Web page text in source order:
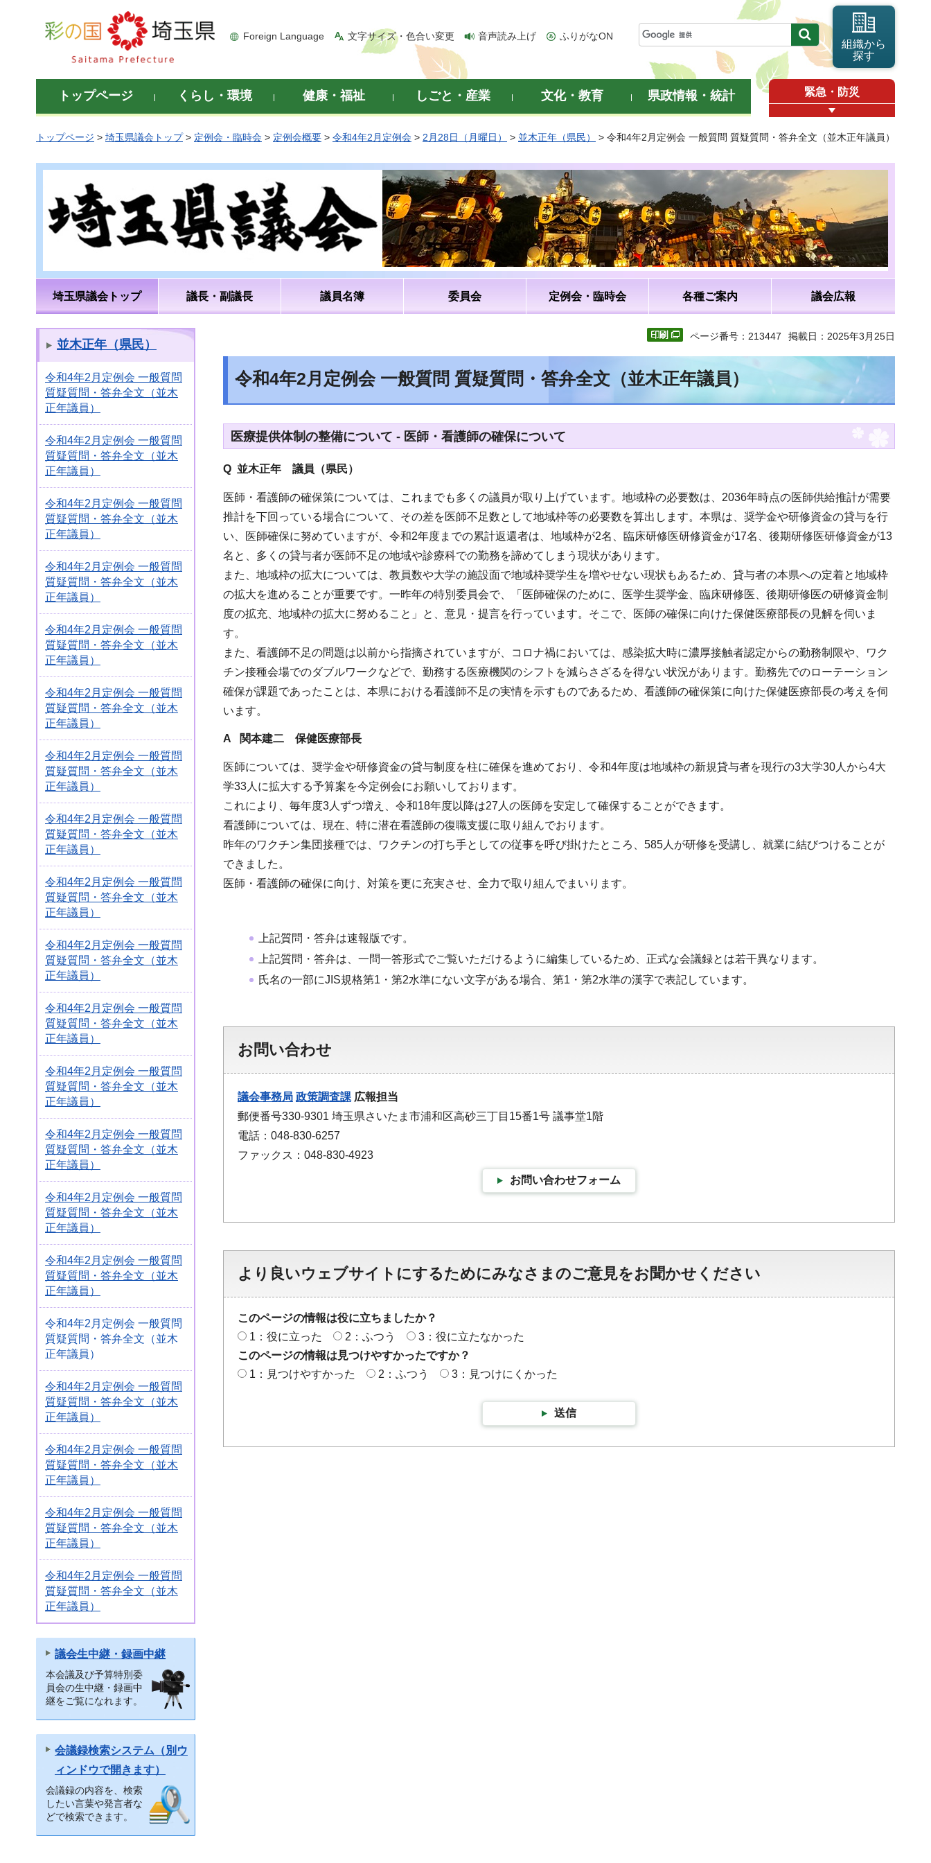
彩の国 埼玉県
Foreign Language 文字サイズ・色合い変更 音声読み上げ ふりがなON
組織から
探す
トップページ くらし・環境 健康・福祉 しごと・産業 文化・教育 県政情報・統計 緊急・防災
トップページ > 埼玉県議会トップ> 定例会・臨時会 > 定例会概要 > 令和4年2月定例会 > 2月28日（月曜日） > 並木正年（県民） > 令和4年2月定例会 一般質問 質疑質問・答弁全文（並木正年議員）
埼玉県議会トップ 議長・副議長 議員名簿 委員会 定例会・臨時会 各種ご案内 議会広報
並木正年（県民）
令和4年2月定例会 一般質問
質疑質問・答弁全文（並木
正年議員）
令和4年2月定例会 一般質問
質疑質問・答弁全文（並木
正年議員）
令和4年2月定例会 一般質問
質疑質問・答弁全文（並木
正年議員）
令和4年2月定例会 一般質問
質疑質問・答弁全文（並木
正年議員）
令和4年2月定例会 一般質問
質疑質問・答弁全文（並木
正年議員）
令和4年2月定例会 一般質問
質疑質問・答弁全文（並木
正年議員）
令和4年2月定例会 一般質問
質疑質問・答弁全文（並木
正年議員）
令和4年2月定例会 一般質問
質疑質問・答弁全文（並木
正年議員）
令和4年2月定例会 一般質問
質疑質問・答弁全文（並木
正年議員）
令和4年2月定例会 一般質問
質疑質問・答弁全文（並木
正年議員）
令和4年2月定例会 一般質問
質疑質問・答弁全文（並木
正年議員）
令和4年2月定例会 一般質問
質疑質問・答弁全文（並木
正年議員）
令和4年2月定例会 一般質問
質疑質問・答弁全文（並木
正年議員）
令和4年2月定例会 一般質問
質疑質問・答弁全文（並木
正年議員）
令和4年2月定例会 一般質問
質疑質問・答弁全文（並木
正年議員）
令和4年2月定例会 一般質問
質疑質問・答弁全文（並木
正年議員）
令和4年2月定例会 一般質問
質疑質問・答弁全文（並木
正年議員）
令和4年2月定例会 一般質問
質疑質問・答弁全文（並木
正年議員）
令和4年2月定例会 一般質問
質疑質問・答弁全文（並木
正年議員）
令和4年2月定例会 一般質問
質疑質問・答弁全文（並木
正年議員）
議会生中継・録画中継
本会議及び予算特別委
員会の生中継・録画中
継をご覧になれます。
会議録検索システム（別ウ
ィンドウで開きます）
会議録の内容を、検索
したい言葉や発言者な
どで検索できます。
ページ番号：213447 掲載日：2025年3月25日
令和4年2月定例会 一般質問 質疑質問・答弁全文（並木正年議員）
医療提供体制の整備について - 医師・看護師の確保について
Q 並木正年 議員（県民）
医師・看護師の確保策については、これまでも多くの議員が取り上げています。地域枠の必要数は、2036年時点の医師供給推計が需要
推計を下回っている場合について、その差を医師不足数として地域枠等の必要数を算出します。本県は、奨学金や研修資金の貸与を行
い、医師確保に努めていますが、令和2年度までの累計返還者は、地域枠が2名、臨床研修医研修資金が17名、後期研修医研修資金が13
名と、多くの貸与者が医師不足の地域や診療科での勤務を諦めてしまう現状があります。
また、地域枠の拡大については、教員数や大学の施設面で地域枠奨学生を増やせない現状もあるため、貸与者の本県への定着と地域枠
の拡大を進めることが重要です。一昨年の特別委員会で、「医師確保のために、医学生奨学金、臨床研修医、後期研修医の研修資金制
度の拡充、地域枠の拡大に努めること」と、意見・提言を行っています。そこで、医師の確保に向けた保健医療部長の見解を伺いま
す。
また、看護師不足の問題は以前から指摘されていますが、コロナ禍においては、感染拡大時に濃厚接触者認定からの勤務制限や、ワク
チン接種会場でのダブルワークなどで、勤務する医療機関のシフトを減らさざるを得ない状況があります。勤務先でのローテーション
確保が課題であったことは、本県における看護師不足の実情を示すものであるため、看護師の確保策に向けた保健医療部長の考えを伺
います。
A 関本建二 保健医療部長
医師については、奨学金や研修資金の貸与制度を柱に確保を進めており、令和4年度は地域枠の新規貸与者を現行の3大学30人から4大
学33人に拡大する予算案を今定例会にお願いしております。
これにより、毎年度3人ずつ増え、令和18年度以降は27人の医師を安定して確保することができます。
看護師については、現在、特に潜在看護師の復職支援に取り組んでおります。
昨年のワクチン集団接種では、ワクチンの打ち手としての従事を呼び掛けたところ、585人が研修を受講し、就業に結びつけることが
できました。
医師・看護師の確保に向け、対策を更に充実させ、全力で取り組んでまいります。
上記質問・答弁は速報版です。
上記質問・答弁は、一問一答形式でご覧いただけるように編集しているため、正式な会議録とは若干異なります。
氏名の一部にJIS規格第1・第2水準にない文字がある場合、第1・第2水準の漢字で表記しています。
お問い合わせ
議会事務局 政策調査課 広報担当
郵便番号330-9301 埼玉県さいたま市浦和区高砂三丁目15番1号 議事堂1階
電話：048-830-6257
ファックス：048-830-4923
お問い合わせフォーム
より良いウェブサイトにするためにみなさまのご意見をお聞かせください
このページの情報は役に立ちましたか？
1：役に立った
2：ふつう
3：役に立たなかった
このページの情報は見つけやすかったですか？
1：見つけやすかった
2：ふつう 3：見つけにくかった
送信